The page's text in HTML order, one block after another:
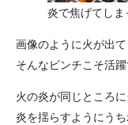
炎で焦げてしま
画像のように火が出
そんなピンチこそ活
火の炎が同じところに
炎を揺らすようにうち